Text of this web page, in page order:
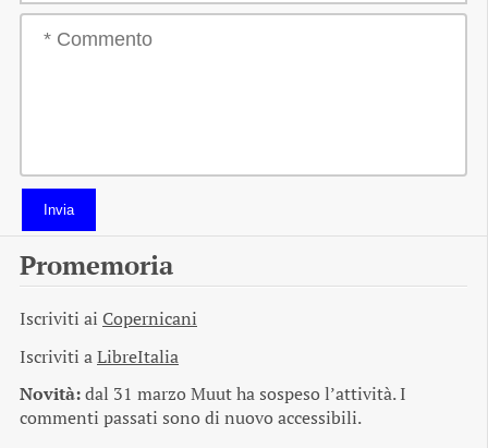
Invia
Promemoria
Iscriviti ai Copernicani
Iscriviti aLibreItalia
Novità:dal 31 marzo Muut ha sospeso l’attività. I
commenti passati sono di nuovo accessibili.